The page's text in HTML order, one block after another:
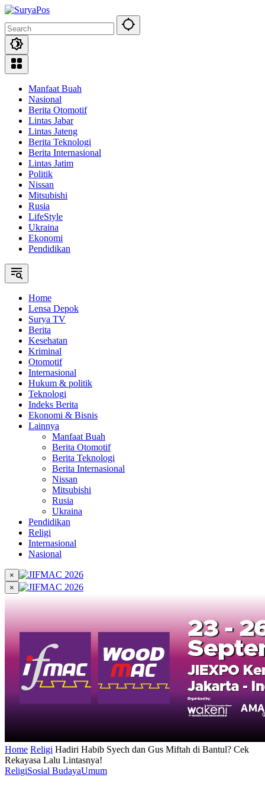
Skip
content
Manfaat Buah
Nasional
Berita Otomotif
Lintas Jabar
Lintas Jateng
Berita Teknologi
Berita Internasional
Lintas Jatim
Politik
Nissan
Mitsubishi
Rusia
LifeStyle
Ukraina
Ekonomi
Pendidikan
Home
Lensa Depok
Surya TV
Berita
Kesehatan
Kriminal
Otomotif
Internasional
Hukum & politik
Teknologi
Indeks Berita
Ekonomi & Bisnis
Lainnya
Manfaat Buah
Berita Otomotif
Berita Teknologi
Berita Internasional
Nissan
Mitsubishi
Rusia
Ukraina
Pendidikan
Religi
Internasional
Nasional
×
×
Home Religi Hadiri Habib Syech dan Gus Miftah di Bantul? Cek
Rekayasa Lalu Lintasnya!
ReligiSosial BudayaUmum